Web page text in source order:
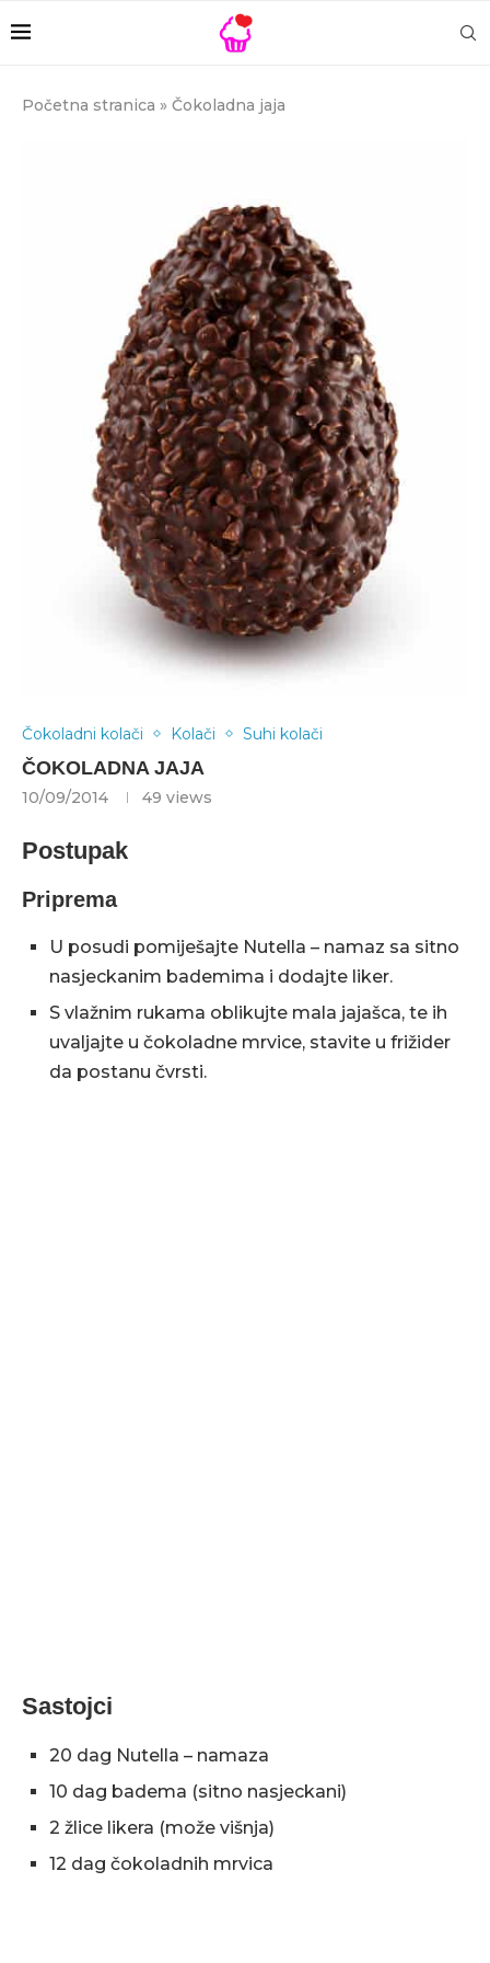
Početna stranica » Čokoladna jaja
Čokoladni kolači Kolači Suhi kolači
ČOKOLADNA JAJA
10/09/2014 49 views
Postupak
Priprema
U posudi pomiješajte Nutella – namaz sa sitno
nasjeckanim bademima i dodajte liker.
S vlažnim rukama oblikujte mala jajašca, te ih
uvaljajte u čokoladne mrvice, stavite u frižider
da postanu čvrsti.
Sastojci
20 dag Nutella – namaza
10 dag badema (sitno nasjeckani)
2 žlice likera (može višnja)
12 dag čokoladnih mrvica